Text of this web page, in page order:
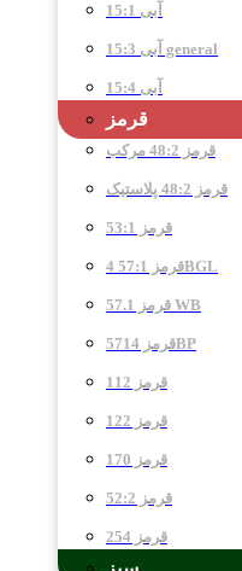
آبی 15:1
آبی 15:3 general
آبی 15:4
قرمز
قرمز 48:2 مرکب
قرمز 48:2 پلاستیک
قرمز 53:1
قرمز 57:1 4BGL
قرمز 57.1 WB
قرمز 5714BP
قرمز 112
قرمز 122
قرمز 170
قرمز 52:2
قرمز 254